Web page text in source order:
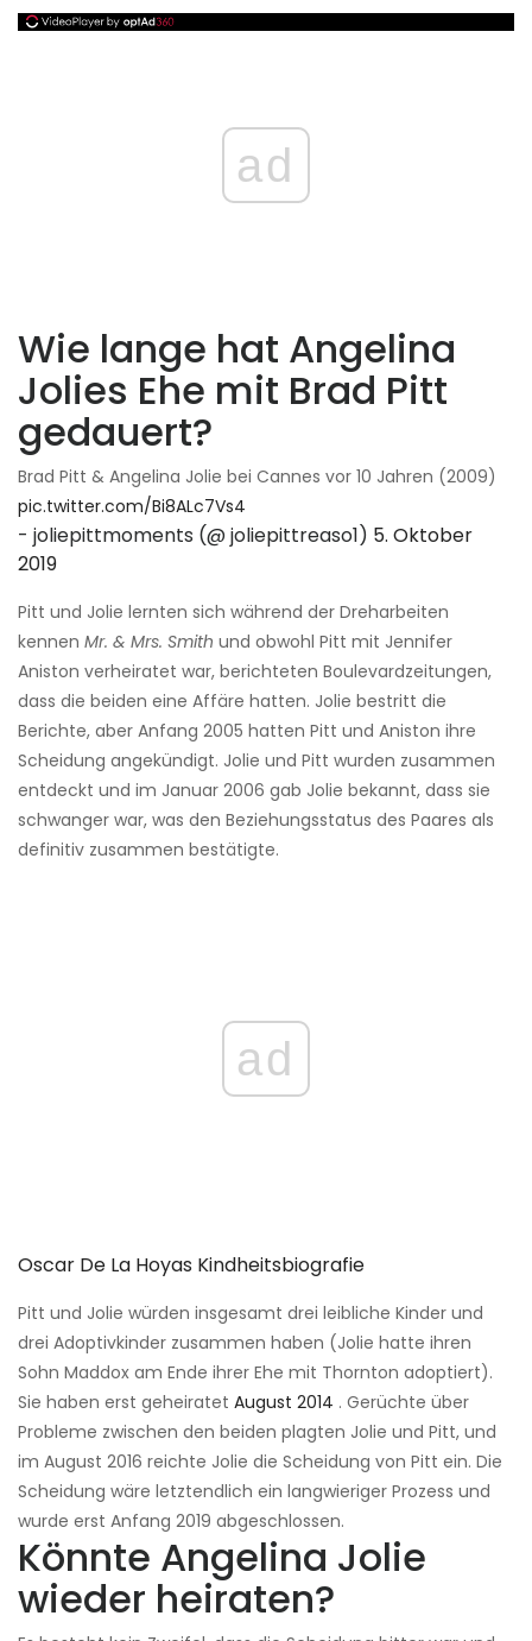
ad
Wie lange hat Angelina
Jolies Ehe mit Brad Pitt
gedauert?
Brad Pitt & Angelina Jolie bei Cannes vor 10 Jahren (2009)
pic.twitter.com/Bi8ALc7Vs4
- joliepittmoments (@ joliepittreaso1) 5. Oktober
2019
Pitt und Jolie lernten sich während der Dreharbeiten
kennen Mr. & Mrs. Smith und obwohl Pitt mit Jennifer
Aniston verheiratet war, berichteten Boulevardzeitungen,
dass die beiden eine Affäre hatten. Jolie bestritt die
Berichte, aber Anfang 2005 hatten Pitt und Aniston ihre
Scheidung angekündigt. Jolie und Pitt wurden zusammen
entdeckt und im Januar 2006 gab Jolie bekannt, dass sie
schwanger war, was den Beziehungsstatus des Paares als
definitiv zusammen bestätigte.
ad
Oscar De La Hoyas Kindheitsbiografie
Pitt und Jolie würden insgesamt drei leibliche Kinder und
drei Adoptivkinder zusammen haben (Jolie hatte ihren
Sohn Maddox am Ende ihrer Ehe mit Thornton adoptiert).
Sie haben erst geheiratet August 2014 . Gerüchte über
Probleme zwischen den beiden plagten Jolie und Pitt, und
im August 2016 reichte Jolie die Scheidung von Pitt ein. Die
Scheidung wäre letztendlich ein langwieriger Prozess und
wurde erst Anfang 2019 abgeschlossen.
Könnte Angelina Jolie
wieder heiraten?